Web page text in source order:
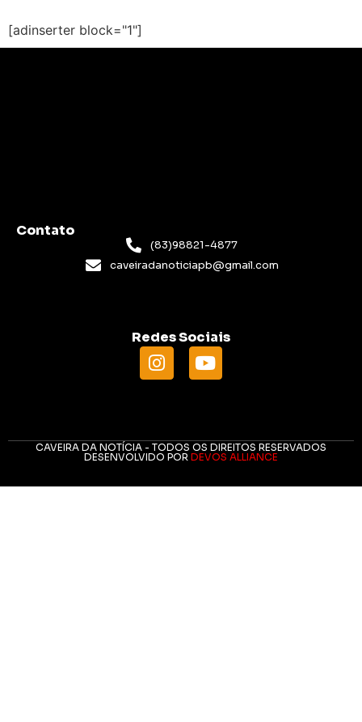
[adinserter block="1"]
Contato
(83)98821-4877
caveiradanoticiapb@gmail.com
Redes Sociais
CAVEIRA DA NOTÍCIA - TODOS OS DIREITOS RESERVADOS
DESENVOLVIDO POR DEVOS ALLIANCE